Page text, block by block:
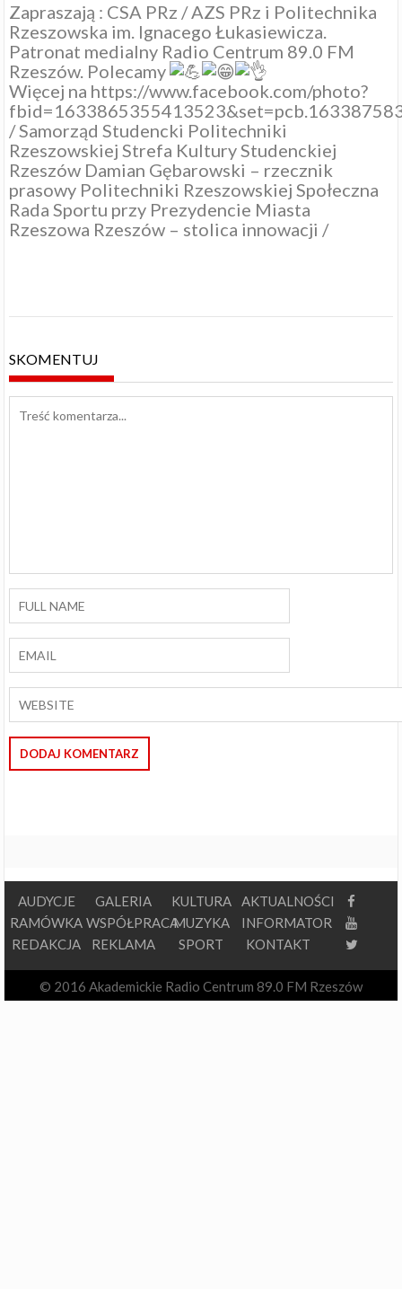
Zapraszają : CSA PRz / AZS PRz i Politechnika
Rzeszowska im. Ignacego Łukasiewicza.
Patronat medialny Radio Centrum 89.0 FM
Rzeszów. Polecamy
Więcej na https://www.facebook.com/photo?
/Samorząd Studencki Politechniki
Rzeszowskiej Strefa Kultury Studenckiej
Rzeszów Damian Gębarowski – rzecznik
prasowy Politechniki Rzeszowskiej Społeczna
Rada Sportu przy Prezydencie Miasta
Rzeszowa Rzeszów – stolica innowacji /
SKOMENTUJ
AUDYCJE
RAMÓWKA
REDAKCJA
GALERIA
WSPÓŁPRACA
REKLAMA
KULTURA
MUZYKA
SPORT
AKTUALNOŚCI
INFORMATOR
KONTAKT
© 2016 Akademickie Radio Centrum 89.0 FM Rzeszów